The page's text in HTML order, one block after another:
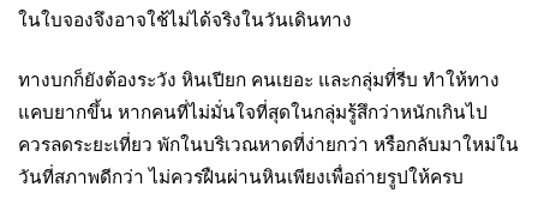
ในใบจองจึงอาจใช้ไม่ได้จริงในวันเดินทาง
ทางบกก็ยังต้องระวัง หินเปียก คนเยอะ และกลุ่มที่รีบ ทำให้ทาง
แคบยากขึ้น หากคนที่ไม่มั่นใจที่สุดในกลุ่มรู้สึกว่าหนักเกินไป
ควรลดระยะเที่ยว พักในบริเวณหาดที่ง่ายกว่า หรือกลับมาใหม่ใน
วันที่สภาพดีกว่า ไม่ควรฝืนผ่านหินเพียงเพื่อถ่ายรูปให้ครบ